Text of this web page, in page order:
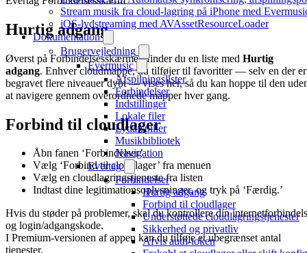
Stream musik fra cloud-lagring på iPhone med
iOS-lydstreaming med AVAssetResourceLoader
Dokumentation
Brugervejledning
Evermusic
Afspilningslister
Forbindelser
Indstillinger
Lokale filer
Lydafspiller
Musikbibliotek
Navigation
Evertag
Forbindelser
Hurtig adgang
Forbind til cloudlager
Understøttede cloudlagringstjenester
Sikkerhed og privatliv
Afvis auth-token
Hurtig adgang
Øverst på Forbindelsesskærmen finder du en liste med Hurtig
adgang. Enhver cloudmappe, du tilføjer til favoritter — selv en der er
begravet flere niveauer dybt — vises her, så du kan hoppe til den
at navigere gennem overordnede mapper hver gang.
Forbind til cloudlager
Åbn fanen ‘Forbindelser’
Vælg ‘Forbind til cloudlager’ fra menuen
Vælg en cloudlagringstjeneste fra listen
Indtast dine legitimationsoplysninger, og tryk på ‘Færdig.’
Hvis du støder på problemer, skal du kontrollere din
og login/adgangskode.
I Premium-versionen af appen kan du tilføje et ubegrænset antal
tjenester.